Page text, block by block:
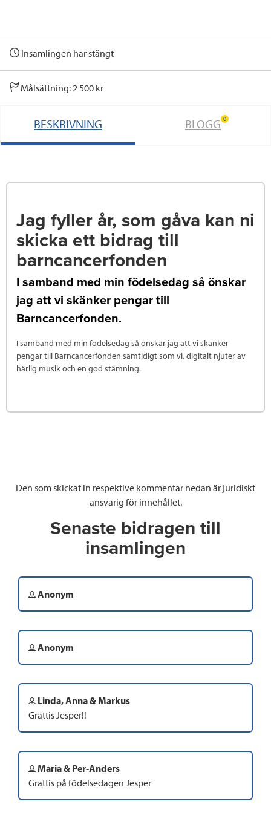
Insamlingen har stängt
Målsättning: 2 500 kr
BESKRIVNING BLOGG 0
Jag fyller år, som gåva kan ni
skicka ett bidrag till
barncancerfonden
I samband med min födelsedag så önskar
jag att vi skänker pengar till
Barncancerfonden.
I samband med min födelsedag så önskar jag att vi skänker
pengar till Barncancerfonden samtidigt som vi, digitalt njuter av
härlig musik och en god stämning.
Den som skickat in respektive kommentar nedan är juridiskt
ansvarig för innehållet.
Senaste bidragen till
insamlingen
Anonym
Anonym
Linda, Anna & Markus
Grattis Jesper!!
Maria & Per-Anders
Grattis på födelsedagen Jesper